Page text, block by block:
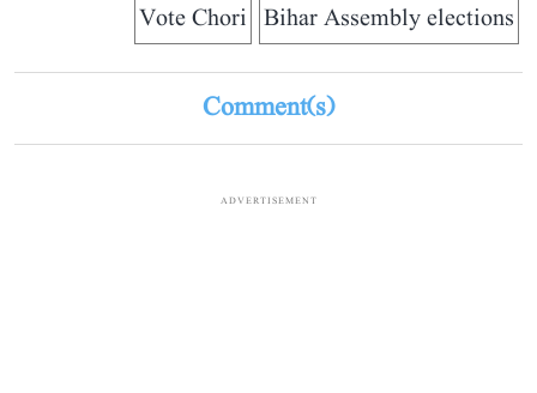
Bihar Assembly elections
Vote Chori
Comment(s)
ADVERTISEMENT